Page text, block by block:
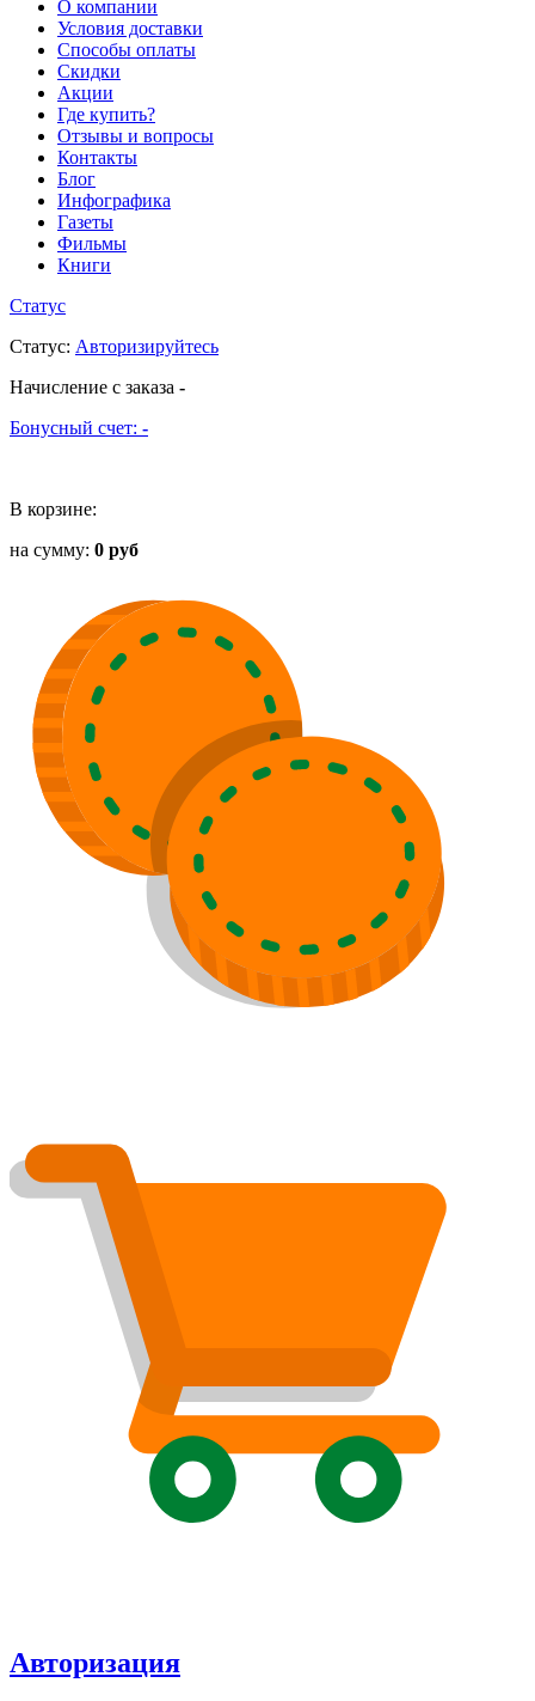
О компании
Условия доставки
Способы оплаты
Скидки
Акции
Где купить?
Отзывы и вопросы
Контакты
Блог
Инфографика
Газеты
Фильмы
Книги
Статус
Статус: Авторизируйтесь
Начисление с заказа -
Бонусный счет: -
В корзине:
на сумму: 0 руб
Авторизация